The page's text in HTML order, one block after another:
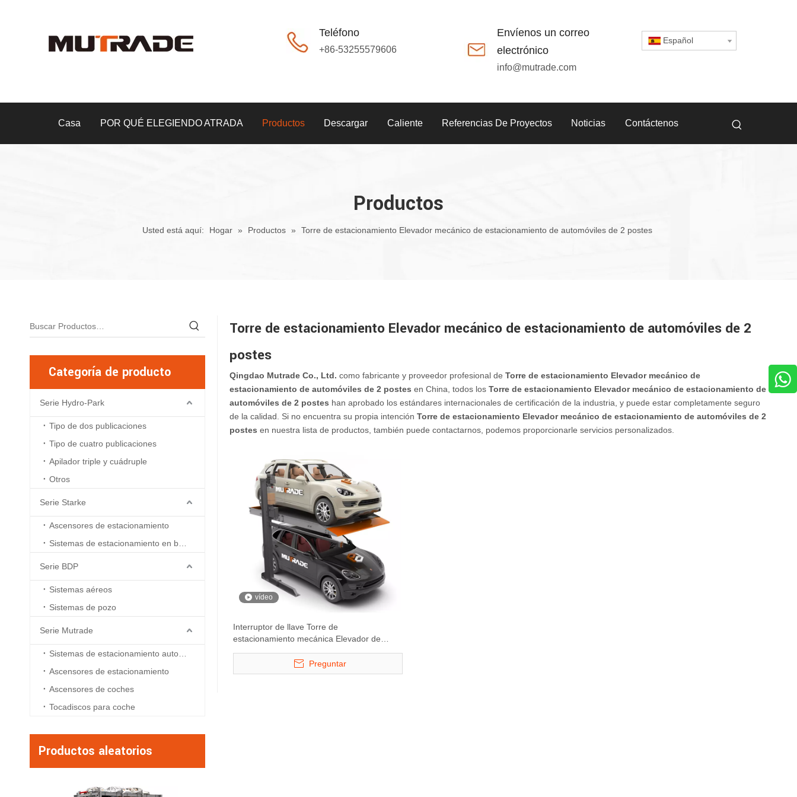
Teléfono
+86-53255579606
Envíenos un correo
electrónico
info@mutrade.com
Español
Casa POR QUÉ ELEGIENDO ATRADA Productos Descargar Caliente Referencias De Proyectos Noticias Contáctenos
Productos
Usted está aquí: Hogar » Productos » Torre de estacionamiento Elevador mecánico de estacionamiento de automóviles de 2 postes
Categoría de producto
Serie Hydro-Park
Tipo de dos publicaciones
Tipo de cuatro publicaciones
Apilador triple y cuádruple
Otros
Serie Starke
Ascensores de estacionamiento
Serie BDP
Sistemas aéreos
Sistemas de pozo
Serie Mutrade
Ascensores de estacionamiento
Ascensores de coches
Tocadiscos para coche
Productos aleatorios
Torre de estacionamiento Elevador mecánico de estacionamiento de automóviles de 2
postes
Qingdao Mutrade Co., Ltd. como fabricante y proveedor profesional de Torre de estacionamiento Elevador mecánico de
estacionamiento de automóviles de 2 postes en China, todos los Torre de estacionamiento Elevador mecánico de estacionamiento de
automóviles de 2 postes han aprobado los estándares internacionales de certificación de la industria, y puede estar completamente seguro
de la calidad. Si no encuentra su propia intención Torre de estacionamiento Elevador mecánico de estacionamiento de automóviles de 2
postes en nuestra lista de productos, también puede contactarnos, podemos proporcionarle servicios personalizados.
vídeo
Interruptor de llave Torre de
estacionamiento mecánica Elevador de
Preguntar